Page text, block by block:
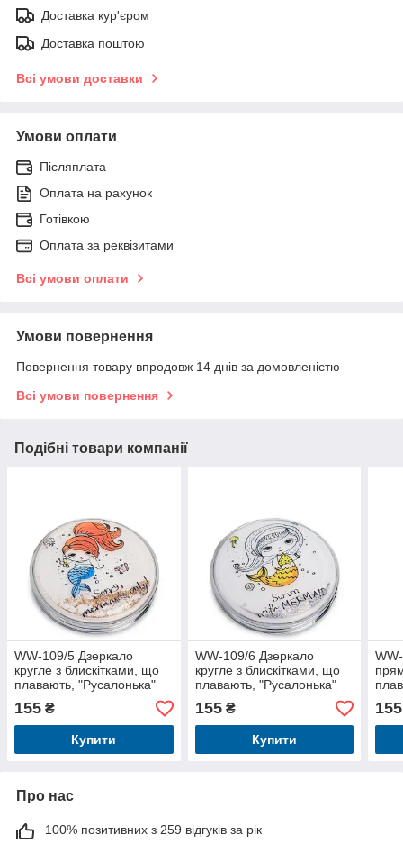
Доставка кур'єром
Доставка поштою
Всі умови доставки
Умови оплати
Післяплата
Оплата на рахунок
Готівкою
Оплата за реквізитами
Всі умови оплати
Умови повернення
Повернення товару впродовж 14 днів за домовленістю
Всі умови повернення
Подібні товари компанії
WW-109/5 Дзеркало
кругле з блискітками, що
плавають, "Русалонька"
155 ₴
Купити
WW-109/6 Дзеркало
кругле з блискітками, що
плавають, "Русалонька"
155₴
Купити
155
Про нас
100% позитивних з 259 відгуків за рік